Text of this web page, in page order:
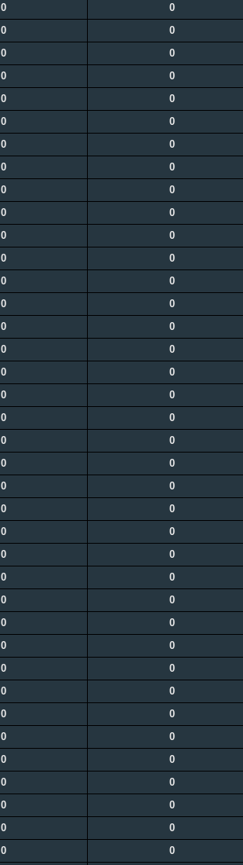
0 0
0 0
0 0
0 0
0 0
0 0
0 0
0 0
0 0
0 0
0 0
0 0
0 0
0 0
0 0
0 0
0 0
0 0
0 0
0 0
0 0
0 0
0 0
0 0
0 0
0 0
0 0
0 0
0 0
0 0
0 0
0 0
0 0
0 0
0 0
0 0
0 0
0 0